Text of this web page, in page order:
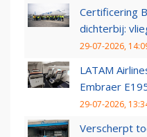
Certificering
dichterbij:
29-07-2026,
LATAM
Embraer
29-07-2026,
Verscherpt